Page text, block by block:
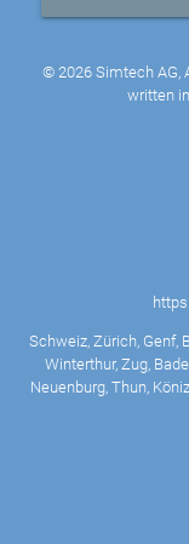
© 2026 Simtech AG,
written
Schweiz, Zürich, Genf,
Winterthur, Zug,
Neuenburg, Thun,